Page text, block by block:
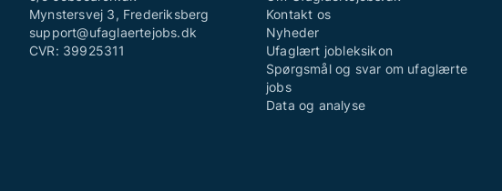
Mynstersvej 3, Frederiksberg
support@ufaglaertejobs.dk
CVR: 39925311
Kontakt os
Nyheder
Ufaglært jobleksikon
Spørgsmål og svar om ufaglærte
jobs
Data og analyse